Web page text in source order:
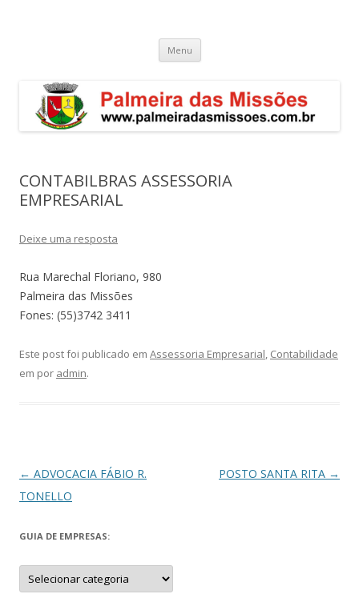
Menu Pular
o
CONTABILBRAS ASSESSORIA
EMPRESARIAL
Deixe uma resposta
Rua Marechal Floriano, 980
Palmeira das Missões
Fones: (55)3742 3411
Este post foi publicado em Assessoria Empresarial Contabilidade
em por admin.
Navegação
de
← ADVOCACIA FÁBIO R.
TONELLO
POSTO SANTA RITA →
GUIA DE EMPRESAS:
Guia
de
Empresas: